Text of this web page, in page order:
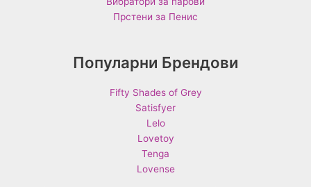
Прстени за Пенис
Популарни Брендови
Fifty Shades of Grey
Satisfyer
Lelo
Lovetoy
Tenga
Lovense